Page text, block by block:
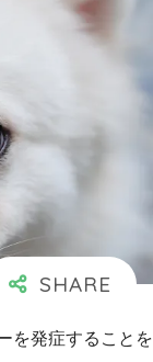
を発症することを